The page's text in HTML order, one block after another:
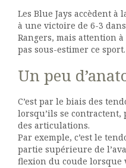
Les Blue Jays accèdent à
à une victoire de 6-3
Rangers, mais attention à
pas sous-estimer ce
Un peu
C’est par le biais des
lorsqu’ils se
des articulations.
Par exemple, c’est le
partie supérieure de
flexion du coude lorsque